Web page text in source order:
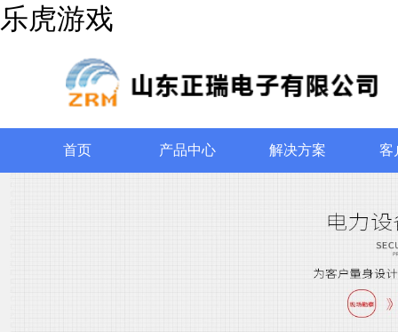
乐虎游戏
首页 产品中心 解决方案 客